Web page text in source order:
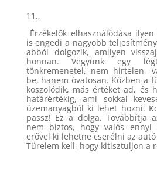
11.,
Érzékelõk elhasználódása
is engedi a nagyobb
abból dolgozik, amilyen
honnan. Vegyünk egy
tönkremenetel, nem hirtelen,
be, hanem óvatosan. Közben a
koszolódik, más értéket ad, és
határértékig, ami sokkal
üzemanyagból ki lehet hozni.
passz! Ez a dolga. Továbbítja
nem biztos, hogy valós ennyi
erõvel ki lehetne cserélni az
Türelem kell, hogy kitisztuljon a